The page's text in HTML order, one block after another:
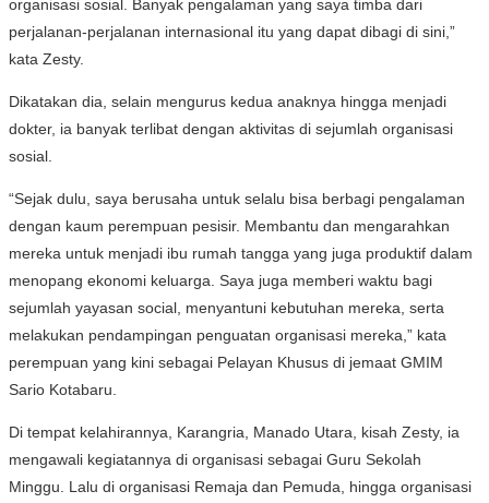
organisasi sosial. Banyak pengalaman yang saya timba dari
perjalanan-perjalanan internasional itu yang dapat dibagi di sini,”
kata Zesty.
Dikatakan dia, selain mengurus kedua anaknya hingga menjadi
dokter, ia banyak terlibat dengan aktivitas di sejumlah organisasi
sosial.
“Sejak dulu, saya berusaha untuk selalu bisa berbagi pengalaman
dengan kaum perempuan pesisir. Membantu dan mengarahkan
mereka untuk menjadi ibu rumah tangga yang juga produktif dalam
menopang ekonomi keluarga. Saya juga memberi waktu bagi
sejumlah yayasan social, menyantuni kebutuhan mereka, serta
melakukan pendampingan penguatan organisasi mereka,” kata
perempuan yang kini sebagai Pelayan Khusus di jemaat GMIM
Sario Kotabaru.
Di tempat kelahirannya, Karangria, Manado Utara, kisah Zesty, ia
mengawali kegiatannya di organisasi sebagai Guru Sekolah
Minggu. Lalu di organisasi Remaja dan Pemuda, hingga organisasi